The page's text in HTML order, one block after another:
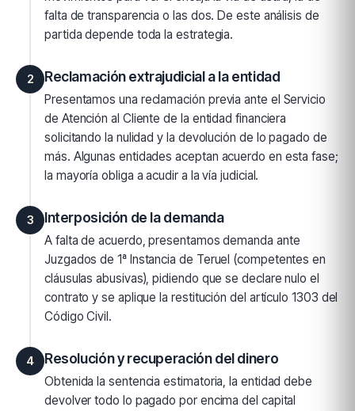
falta de transparencia o las dos. De este análisis de
partida depende toda la estrategia.
2 Reclamación extrajudicial a la entidad
Presentamos una reclamación previa ante el Servicio
de Atención al Cliente de la entidad financiera
solicitando la nulidad y la devolución de lo pagado de
más. Algunas entidades aceptan acuerdo en esta fase;
la mayoría obliga a acudir a la vía judicial.
3 Interposición de la demanda
A falta de acuerdo, presentamos demanda ante
Juzgados de 1ª Instancia de Teruel (competentes en
cláusulas abusivas), pidiendo que se declare nulo el
contrato y se aplique la restitución del artículo 1303 del
Código Civil.
4 Resolución y recuperación del dinero
Obtenida la sentencia estimatoria, la entidad debe
devolver todo lo pagado por encima del capital